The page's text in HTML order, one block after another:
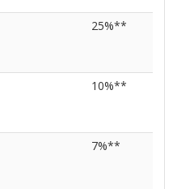
25%**
10%**
7%**